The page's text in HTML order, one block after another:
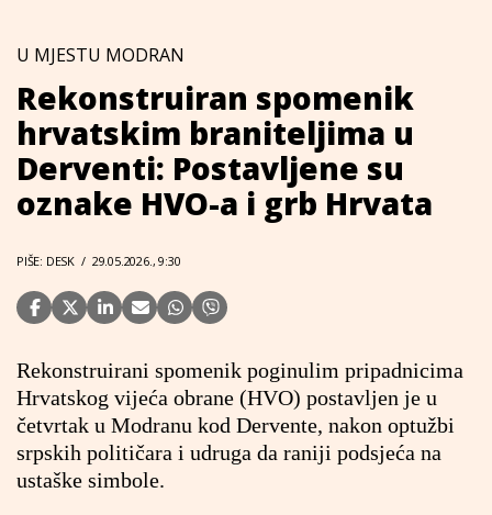
U MJESTU MODRAN
Rekonstruiran spomenik
hrvatskim braniteljima u
Derventi: Postavljene su
oznake HVO-a i grb Hrvata
PIŠE: DESK / 29.05.2026., 9:30
Rekonstruirani spomenik poginulim pripadnicima
Hrvatskog vijeća obrane (HVO) postavljen je u
četvrtak u Modranu kod Dervente, nakon optužbi
srpskih političara i udruga da raniji podsjeća na
ustaške simbole.